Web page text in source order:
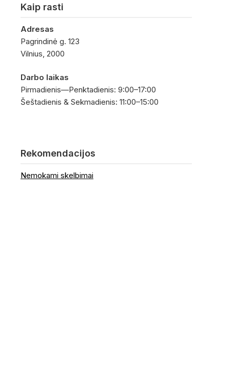
Kaip rasti
Adresas
Pagrindinė g. 123
Vilnius, 2000
Darbo laikas
Pirmadienis—Penktadienis: 9:00–17:00
Šeštadienis & Sekmadienis: 11:00–15:00
Rekomendacijos
Nemokami skelbimai